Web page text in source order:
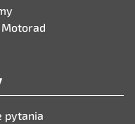
pytania